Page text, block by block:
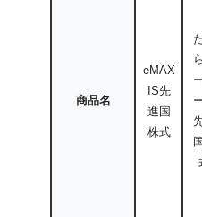
商品名
eMAX
IS先
進国
株式